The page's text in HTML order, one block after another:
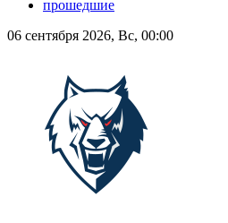
прошедшие
06 сентября 2026, Вс, 00:00